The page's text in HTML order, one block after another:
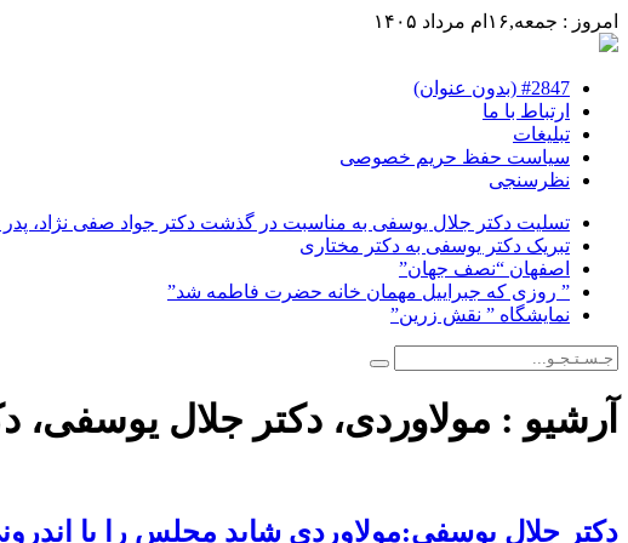
امروز : جمعه,۱۶ام مرداد ۱۴۰۵
#2847 (بدون عنوان)
ارتباط با ما
تبلیغات
سیاست حفظ حریم خصوصی
نظرسنجی
تسلیت دکتر جلال یوسفی به مناسبت در گذشت دکتر جواد صفی نژاد، پدر
تبریک دکتر یوسفی به دکتر مختاری
اصفهان “نصف جهان”
” روزی که جبراییل مهمان خانه حضرت فاطمه شد”
نمایشگاه ” نقش زرین”
آرشیو : مولاوردی، دکتر جلال یوسفی،
دکتر جلال یوسفی:مولاوردی شاید مجلس را با